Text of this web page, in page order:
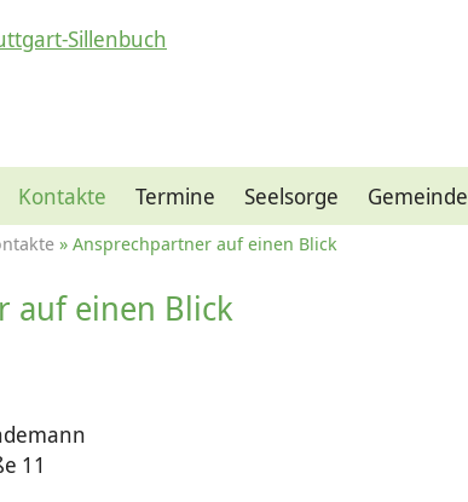
Kontakte Termine Seelsorge Gemeinde
Ansprechpartner auf einen Blick
auf einen Blick
11